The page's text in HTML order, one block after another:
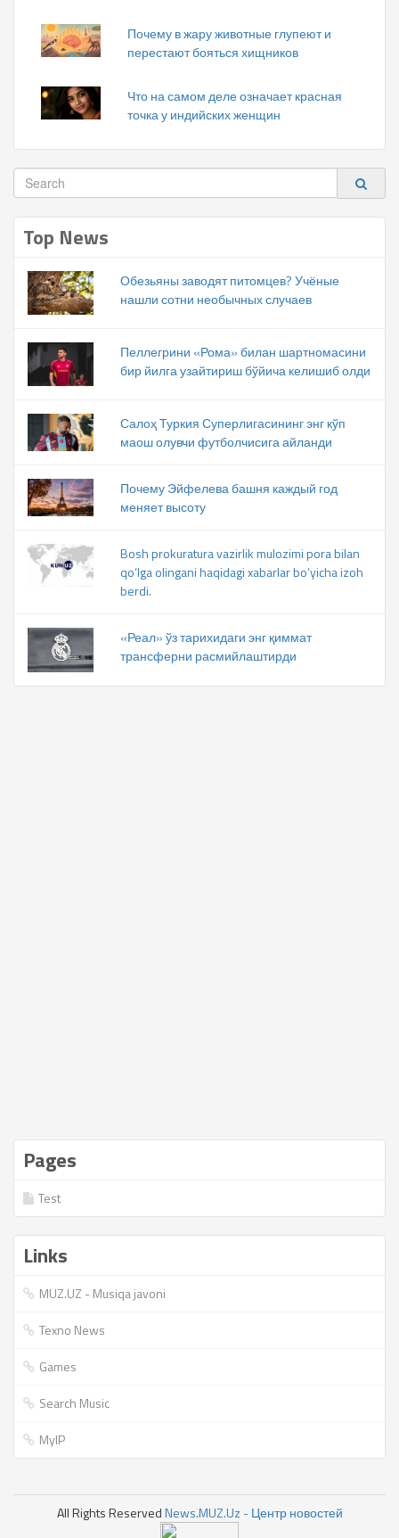
Почему в жару животные глупеют и
перестают бояться хищников
Что на самом деле означает красная
точка у индийских женщин
Top News
Обезьяны заводят питомцев? Учёные
нашли сотни необычных случаев
Пеллегрини «Рома» билан шартномасини
бир йилга узайтириш бўйича келишиб олди
Салоҳ Туркия Суперлигасининг энг кўп
маош олувчи футболчисига айланди
Почему Эйфелева башня каждый год
меняет высоту
Bosh prokuratura vazirlik mulozimi pora bilan
qo‘lga olingani haqidagi xabarlar bo‘yicha izoh
berdi.
«Реал» ўз тарихидаги энг қиммат
трансферни расмийлаштирди
Pages
Test
Links
MUZ.UZ - Musiqa javoni
Texno News
Games
Search Music
MyIP
All Rights ReservedNews.MUZ.Uz - Центр новостей